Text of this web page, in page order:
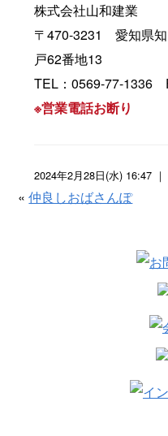
株式会社山和建業
〒470-3231 愛知県
戸62番地13
TEL：0569-77-1336
※営業電話お断り
2024年2月28日(水) 16:47 ｜
«仲良しおばさんぽ